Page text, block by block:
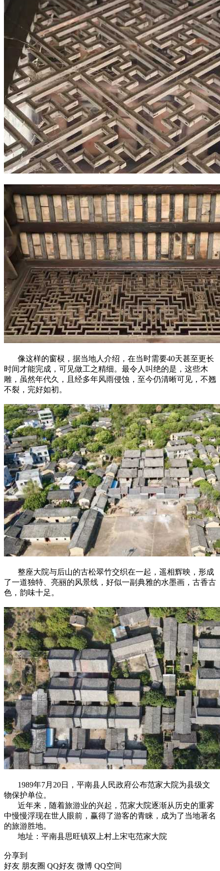
像这样的窗棂，据当地人介绍，在当时需要40天甚至更长
时间才能完成，可见做工之精细。最令人叫绝的是，这些木
雕，虽然年代久，且经多年风雨侵蚀，至今仍清晰可见，不翘
不裂，完好如初。
整座大院与后山的古松翠竹交织在一起，遥相辉映，形成
了一道独特、亮丽的风景线，好似一副典雅的水墨画，古香古
色，韵味十足。
1989年7月20日，平南县人民政府公布范家大院为县级文
物保护单位。
近年来，随着旅游业的兴起，范家大院逐渐从历史的重雾
中慢慢浮现在世人眼前，赢得了游客的青睐，成为了当地著名
的旅游胜地。
地址：平南县思旺镇双上村上宋屯范家大院
分享到
好友 朋友圈 QQ好友 微博 QQ空间